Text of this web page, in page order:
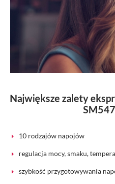
Największe zalety
10 rodzajów napojów
regulacja mocy, smaku,
szybkość przygotowywania